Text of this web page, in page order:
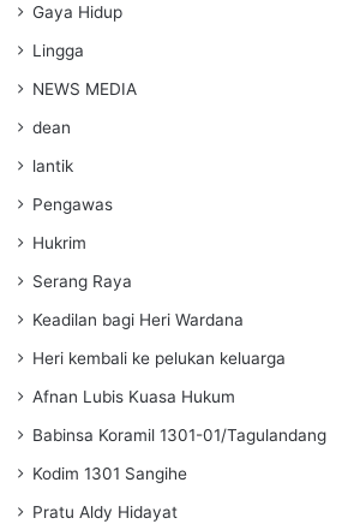
Gaya Hidup
Lingga
NEWS MEDIA
dean
lantik
Pengawas
Hukrim
Serang Raya
Keadilan bagi Heri Wardana
Heri kembali ke pelukan keluarga
Afnan Lubis Kuasa Hukum
Babinsa Koramil 1301-01/Tagulandang
Kodim 1301 Sangihe
Pratu Aldy Hidayat